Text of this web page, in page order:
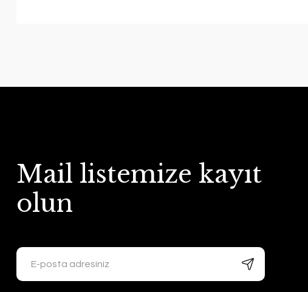
Mail listemize kayıt
olun